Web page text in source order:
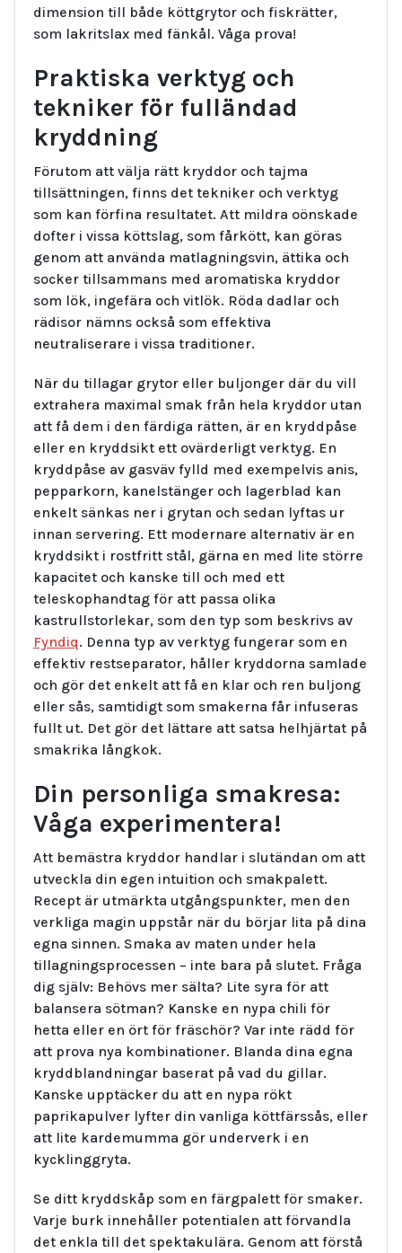
dimension till både köttgrytor och fiskrätter,
som lakritslax med fänkål. Våga prova!
Praktiska verktyg och
tekniker för fulländad
kryddning
Förutom att välja rätt kryddor och tajma
tillsättningen, finns det tekniker och verktyg
som kan förfina resultatet. Att mildra oönskade
dofter i vissa köttslag, som fårkött, kan göras
genom att använda matlagningsvin, ättika och
socker tillsammans med aromatiska kryddor
som lök, ingefära och vitlök. Röda dadlar och
rädisor nämns också som effektiva
neutraliserare i vissa traditioner.
När du tillagar grytor eller buljonger där du vill
extrahera maximal smak från hela kryddor utan
att få dem i den färdiga rätten, är en kryddpåse
eller en kryddsikt ett ovärderligt verktyg. En
kryddpåse av gasväv fylld med exempelvis anis,
pepparkorn, kanelstänger och lagerblad kan
enkelt sänkas ner i grytan och sedan lyftas ur
innan servering. Ett modernare alternativ är en
kryddsikt i rostfritt stål, gärna en med lite större
kapacitet och kanske till och med ett
teleskophandtag för att passa olika
kastrullstorlekar, som den typ som beskrivs av
Fyndiq. Denna typ av verktyg fungerar som en
effektiv restseparator, håller kryddorna samlade
och gör det enkelt att få en klar och ren buljong
eller sås, samtidigt som smakerna får infuseras
fullt ut. Det gör det lättare att satsa helhjärtat på
smakrika långkok.
Din personliga smakresa:
Våga experimentera!
Att bemästra kryddor handlar i slutändan om att
utveckla din egen intuition och smakpalett.
Recept är utmärkta utgångspunkter, men den
verkliga magin uppstår när du börjar lita på dina
egna sinnen. Smaka av maten under hela
tillagningsprocessen – inte bara på slutet. Fråga
dig själv: Behövs mer sälta? Lite syra för att
balansera sötman? Kanske en nypa chili för
hetta eller en ört för fräschör? Var inte rädd för
att prova nya kombinationer. Blanda dina egna
kryddblandningar baserat på vad du gillar.
Kanske upptäcker du att en nypa rökt
paprikapulver lyfter din vanliga köttfärssås, eller
att lite kardemumma gör underverk i en
kycklinggryta.
Se ditt kryddskåp som en färgpalett för smaker.
Varje burk innehåller potentialen att förvandla
det enkla till det spektakulära. Genom att förstå